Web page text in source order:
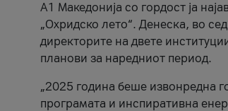
A1 Македонија со гордост ја
„Охридско лето“. Денеска, во
директорите на двете
планови за наредниот период.
„2025 година беше извонредна
програмата и инспиративна